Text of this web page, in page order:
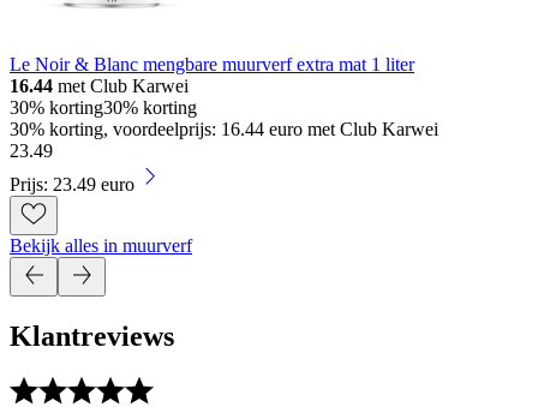
Le Noir & Blanc mengbare muurverf extra mat 1 liter
16.44 met Club Karwei
30% korting30% korting
30% korting, voordeelprijs: 16.44 euro met Club Karwei
23.49
Prijs: 23.49 euro
Bekijk alles in muurverf
Klantreviews